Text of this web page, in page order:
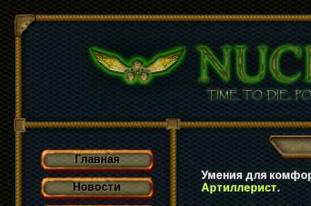
Главная
Новости
Умения для
Артиллерист.